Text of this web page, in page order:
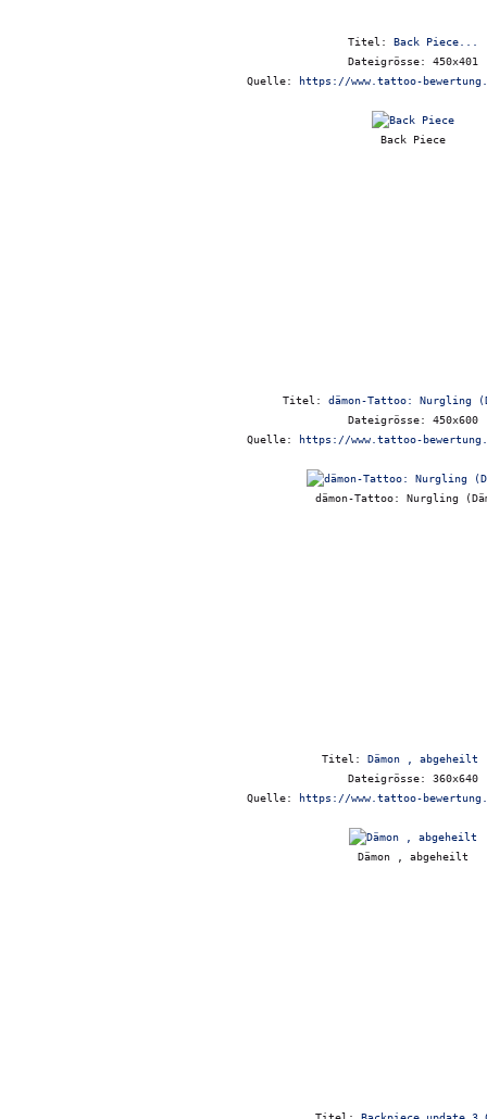
Titel: Back Piece...
Dateigrösse: 450x401
Quelle: https://www.tattoo-
Back Piece
Titel: dämon-Tattoo: Nurgling
Dateigrösse: 450x600
Quelle: https://www.tattoo-
dämon-Tattoo: Nurgling
Titel: Dämon ,
Dateigrösse: 360x640
Quelle: https://www.tattoo-
Dämon , abgeheilt